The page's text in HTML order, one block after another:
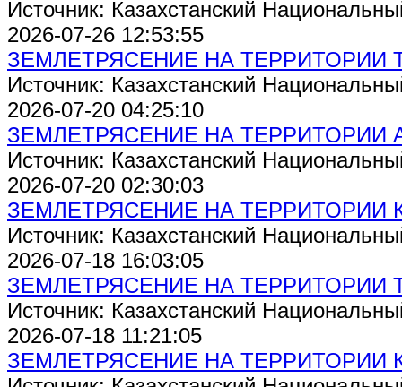
Источник: Казахстанский
2026-07-26 12:53:55
ЗЕМЛЕТРЯСЕНИЕ НА ТЕРРИТОРИИ
Источник: Казахстанский
2026-07-20 04:25:10
ЗЕМЛЕТРЯСЕНИЕ НА ТЕРРИТОРИИ
Источник: Казахстанский
2026-07-20 02:30:03
ЗЕМЛЕТРЯСЕНИЕ НА ТЕРРИТОРИИ
Источник: Казахстанский
2026-07-18 16:03:05
ЗЕМЛЕТРЯСЕНИЕ НА ТЕРРИТОРИИ
Источник: Казахстанский
2026-07-18 11:21:05
ЗЕМЛЕТРЯСЕНИЕ НА ТЕРРИТОРИИ